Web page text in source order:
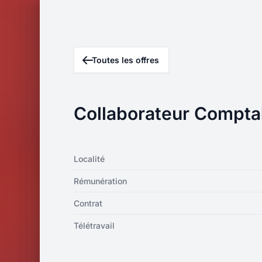
Toutes les offres
Collaborateur
Localité
Rémunération
Contrat
Télétravail